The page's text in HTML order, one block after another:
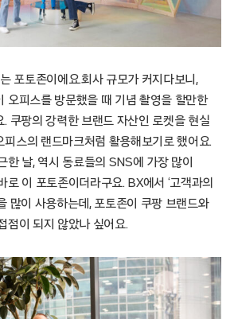
포토존이에요.회사 규모가 커지다보니,
오피스를 방문했을 때 기념 촬영을 할만한
쿠팡의 강력한 브랜드 자산인 로켓을 현실
피스의 랜드마크처럼 활용해보기로 했어요.
한 날, 역시 동료들의 SNS에 가장 많이
로 이 포토존이더라구요. BX에서 ‘고객과의
많이 사용하는데, 포토존이 쿠팡 브랜드와
점이 되지 않았나 싶어요.